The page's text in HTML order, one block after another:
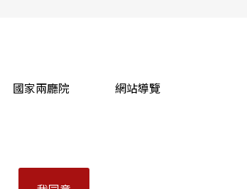
國家兩廳院 網站導覽